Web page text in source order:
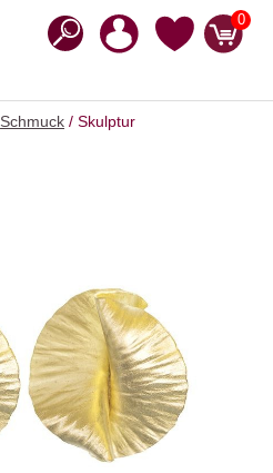
0
Schmuck / Skulptur